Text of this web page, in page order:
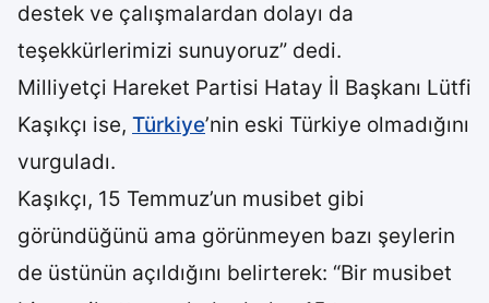
destek ve çalışmalardan dolayı da
teşekkürlerimizi sunuyoruz” dedi.
Milliyetçi Hareket Partisi Hatay İl Başkanı Lütfi
Kaşıkçı ise, Türkiye’nin eski Türkiye olmadığını
vurguladı.
Kaşıkçı, 15 Temmuz’un musibet gibi
göründüğünü ama görünmeyen bazı şeylerin
de üstünün açıldığını belirterek: “Bir musibet